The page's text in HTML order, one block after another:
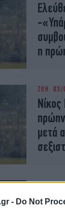
- Do Not
-
η
ΖΩΗ
μετά
ΖΩΗ 26/
Ο